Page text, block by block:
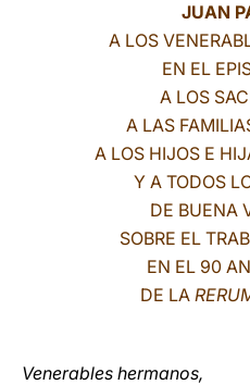
JUAN
A LOS
EN EL
A LOS
A LAS
A LOS HIJOS E
Y A TODOS
DE BUENA
SOBRE EL
EN EL 90
DE LA
Venerables hermanos,